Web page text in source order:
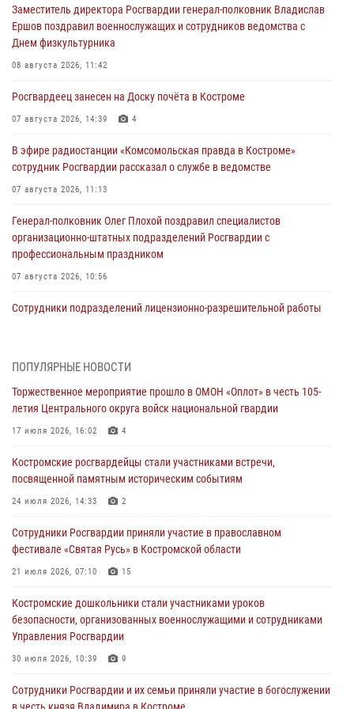
Заместитель директора Росгвардии генерал-полковник Владислав
Ершов поздравил военнослужащих и сотрудников ведомства с
Днем физкультурника
08 августа 2026, 11:42
Росгвардеец занесен на Доску почёта в Костроме
07 августа 2026, 14:39 4
В эфире радиостанции «Комсомольская правда в Костроме»
сотрудник Росгвардии рассказал о службе в ведомстве
07 августа 2026, 11:13
Генерал-полковник Олег Плохой поздравил специалистов
организационно-штатных подразделений Росгвардии с
профессиональным праздником
07 августа 2026, 10:56
Сотрудники подразделений лицензионно-разрешительной работы
06 августа 2026, 07:50
В Костромской области продолжается проведение акции «Каникулы
с Росгвардией»
05 августа 2026, 12:04
В Росгвардии по Костромской области проходят мероприятия,
посвященные 108-й годовщине со дня рождения генерала армии
Ивана Кирилловича Яковлева
Состоялась рабочая встреча директора Росгвардии Героя России
генерала армии Виктора Золотова с заместителем полномочного
Кавказском федеральном округе Виталием Кузнецовым
31 июля 2026, 07:08 4
Росгвардейцы знакомят костромичей со службой в ведомстве
ПОПУЛЯРНЫЕ НОВОСТИ
Торжественное мероприятие прошло в ОМОН «Оплот» в честь 105-
летия Центрального округа войск национальной гвардии
17 июля 2026, 16:02 4
Костромские росгвардейцы стали участниками встречи,
посвященной памятным историческим событиям
24 июля 2026, 14:33 2
Сотрудники Росгвардии приняли участие в православном
фестивале «Святая Русь» в Костромской области
21 июля 2026, 07:10 15
Костромские дошкольники стали участниками уроков
безопасности, организованных военнослужащими и сотрудниками
Управления Росгвардии
30 июля 2026, 10:39 9
Cотрудники Росгвардии и их семьи приняли участие в богослужении
в честь князя Владимира в Костроме